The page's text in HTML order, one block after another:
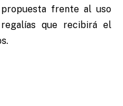
frente al uso
que recibirá el